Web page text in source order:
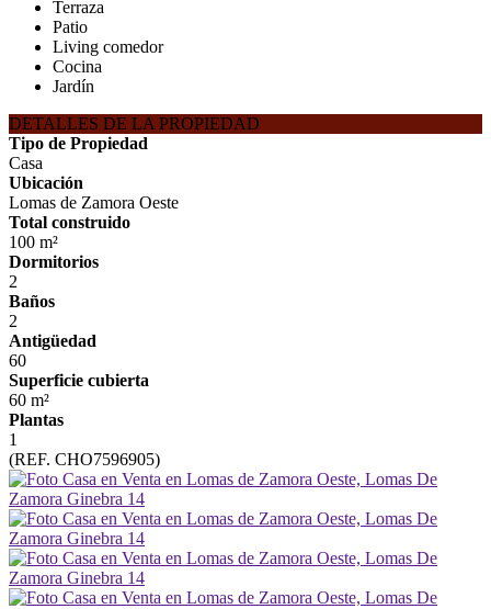
Terraza
Patio
Living comedor
Cocina
Jardín
DETALLES DE LA PROPIEDAD
Tipo de Propiedad
Casa
Ubicación
Lomas de Zamora Oeste
Total construido
100 m²
Dormitorios
2
Baños
2
Antigüedad
60
Superficie cubierta
60 m²
Plantas
1
(REF. CHO7596905)